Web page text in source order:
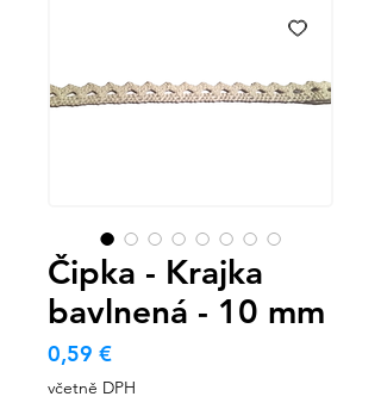
Čipka - Krajka
bavlnená - 10 mm
0,59 €Cena
včetně DPH